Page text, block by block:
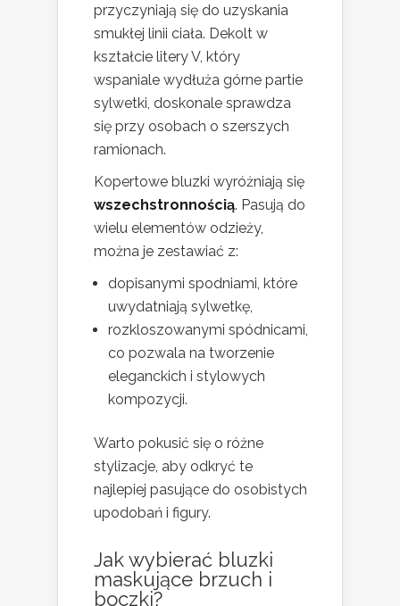
przyczyniają się do uzyskania
smukłej linii ciała. Dekolt w
kształcie litery V, który
wspaniale wydłuża górne partie
sylwetki, doskonale sprawdza
się przy osobach o szerszych
ramionach.
Kopertowe bluzki wyróżniają się
wszechstronnością. Pasują do
wielu elementów odzieży,
można je zestawiać z:
dopisanymi spodniami, które
uwydatniają sylwetkę,
rozkloszowanymi spódnicami,
co pozwala na tworzenie
eleganckich i stylowych
kompozycji.
Warto pokusić się o różne
stylizacje, aby odkryć te
najlepiej pasujące do osobistych
upodobań i figury.
Jak wybierać bluzki
maskujące brzuch i
boczki?